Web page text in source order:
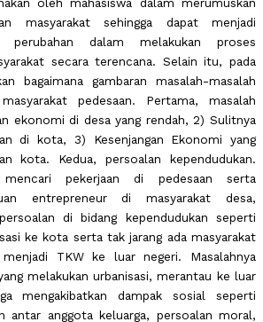
masyarakat sehingga dapat menjadi
perubahan dalam melakukan proses
secara terencana. Selain itu, pada
bagaimana gambaran masalah-masalah
pedesaan. Pertama, masalah
ekonomi di desa yang rendah, 2) Sulitnya
di kota, 3) Kesenjangan Ekonomi yang
kota. Kedua, persoalan kependudukan.
pekerjaan di pedesaan serta
entrepreneur di masyarakat desa,
di bidang kependudukan seperti
ke kota serta tak jarang ada masyarakat
TKW ke luar negeri. Masalahnya
melakukan urbanisasi, merantau ke luar
mengakibatkan dampak sosial seperti
antar anggota keluarga, persoalan moral,